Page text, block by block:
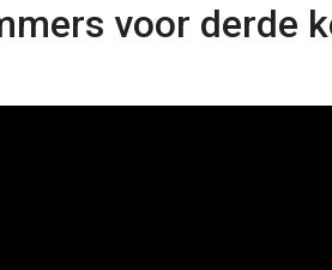
voor derde